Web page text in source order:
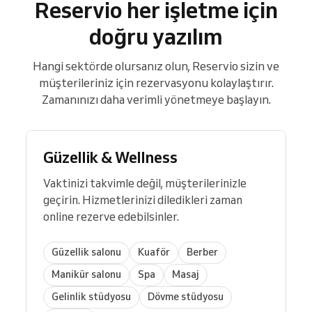
Reservio her işletme için
doğru yazılım
Hangi sektörde olursanız olun, Reservio sizin ve
müşterileriniz için rezervasyonu kolaylaştırır.
Zamanınızı daha verimli yönetmeye başlayın.
Güzellik & Wellness
Vaktinizi takvimle değil, müşterilerinizle
geçirin. Hizmetlerinizi diledikleri zaman
online rezerve edebilsinler.
Güzellik salonu Kuaför
Berber
Manikür salonu
Spa
Masaj
Gelinlik stüdyosu
Dövme stüdyosu